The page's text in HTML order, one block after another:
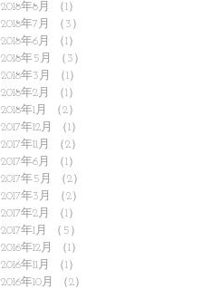
2018年8月
（1）
2018年7月
（3）
2018年6月
（1）
2018年5月
（3）
2018年3月
（1）
2018年2月
（1）
2018年1月
（2）
2017年12月
（1）
2017年11月
（2）
2017年6月
（1）
2017年5月
（2）
2017年3月
（2）
2017年2月
（1）
2017年1月
（5）
2016年12月
（1）
2016年11月
（1）
2016年10月
（2）